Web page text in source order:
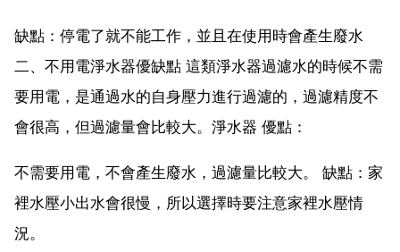
缺點：停電了就不能工作，並且在使用時會產生廢水
二、不用電淨水器優缺點 這類淨水器過濾水的時候不需
要用電，是通過水的自身壓力進行過濾的，過濾精度不
會很高，但過濾量會比較大。淨水器 優點：
不需要用電，不會產生廢水，過濾量比較大。 缺點：家
裡水壓小出水會很慢，所以選擇時要注意家裡水壓情
況。